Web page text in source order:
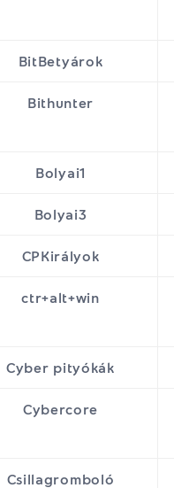
BitBetyárok
Bithunter
Bolyai1
Bolyai3
CPKirályok
ctr+alt+win
Cyber pityókák
Cybercore
Csillagromboló